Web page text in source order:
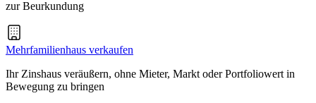
zur Beurkundung
Mehrfamilienhaus verkaufen
Ihr Zinshaus veräußern, ohne Mieter, Markt oder Portfoliowert in
Bewegung zu bringen